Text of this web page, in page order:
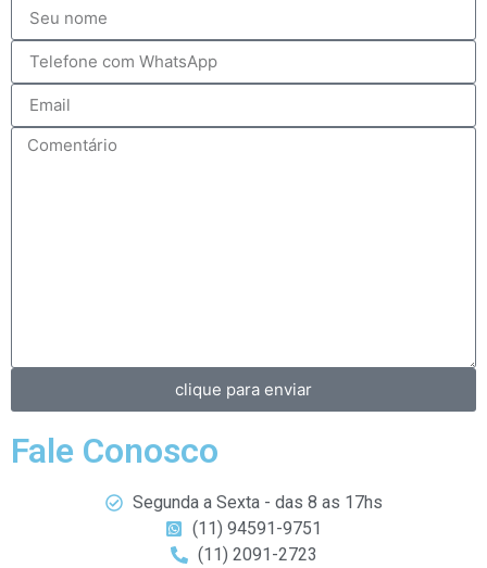
clique para enviar
Fale Conosco
Segunda a Sexta - das 8 as 17hs
(11) 94591-9751
(11) 2091-2723